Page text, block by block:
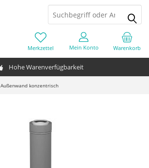
Hohe Warenverfügbarkeit
Warenkorb
Merkzettel Mein Konto
Außenwand konzentrisch